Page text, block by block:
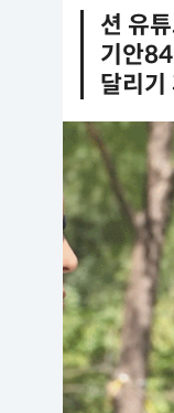
션 유
기안
달리기